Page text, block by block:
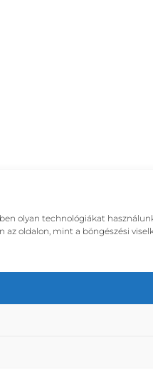
olyan technológiákat
oldalon, mint a böngészési